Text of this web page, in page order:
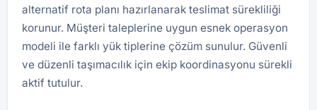
alternatif rota planı hazırlanarak teslimat sürekliliği
korunur. Müşteri taleplerine uygun esnek operasyon
modeli ile farklı yük tiplerine çözüm sunulur. Güvenli
ve düzenli taşımacılık için ekip koordinasyonu sürekli
aktif tutulur.